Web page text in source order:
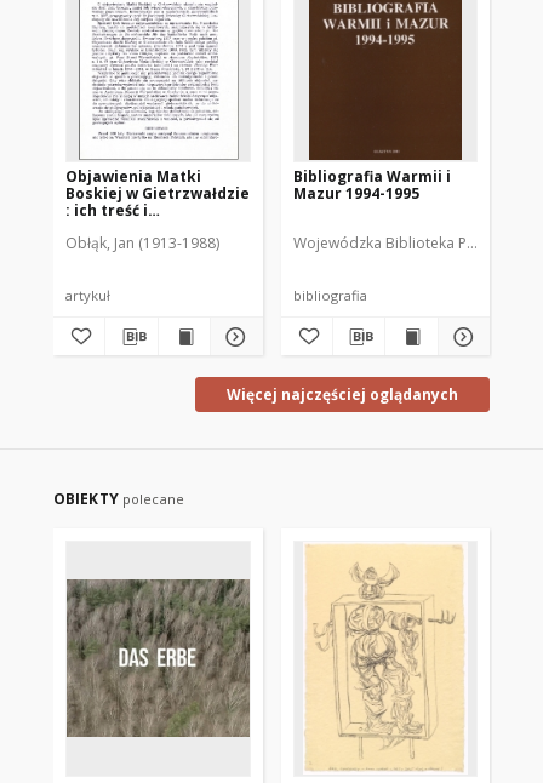
Objawienia Matki
Boskiej w Gietrzwałdzie
: ich treść i
współczesnych : (w
Obłąk, Jan (1913-1988)
artykuł
Bibliografia Warmii i
Mazur 1994-1995
Wojewódzka Biblioteka Publiczna
bibliografia
Więcej najczęściej oglądanych
OBIEKTY polecane